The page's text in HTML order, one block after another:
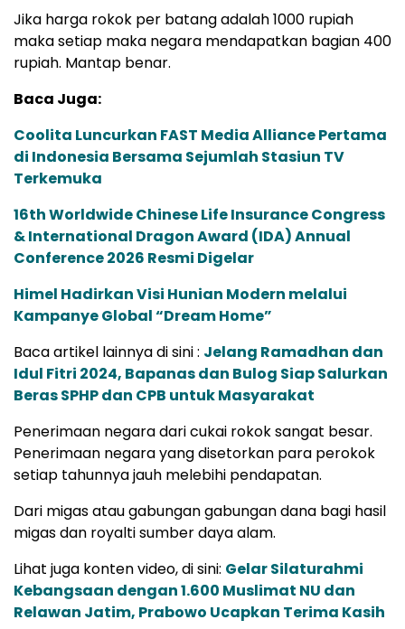
Jika harga rokok per batang adalah 1000 rupiah
maka setiap maka negara mendapatkan bagian 400
rupiah. Mantap benar.
Baca Juga:
Coolita Luncurkan FAST Media Alliance Pertama
di Indonesia Bersama Sejumlah Stasiun TV
Terkemuka
16th Worldwide Chinese Life Insurance Congress
& International Dragon Award (IDA) Annual
Conference 2026 Resmi Digelar
Himel Hadirkan Visi Hunian Modern melalui
Kampanye Global “Dream Home”
Baca artikel lainnya di sini : Jelang Ramadhan dan
Idul Fitri 2024, Bapanas dan Bulog Siap Salurkan
Beras SPHP dan CPB untuk Masyarakat
Penerimaan negara dari cukai rokok sangat besar.
Penerimaan negara yang disetorkan para perokok
setiap tahunnya jauh melebihi pendapatan.
Dari migas atau gabungan gabungan dana bagi hasil
migas dan royalti sumber daya alam.
Lihat juga konten video, di sini: Gelar Silaturahmi
Kebangsaan dengan 1.600 Muslimat NU dan
Relawan Jatim, Prabowo Ucapkan Terima Kasih